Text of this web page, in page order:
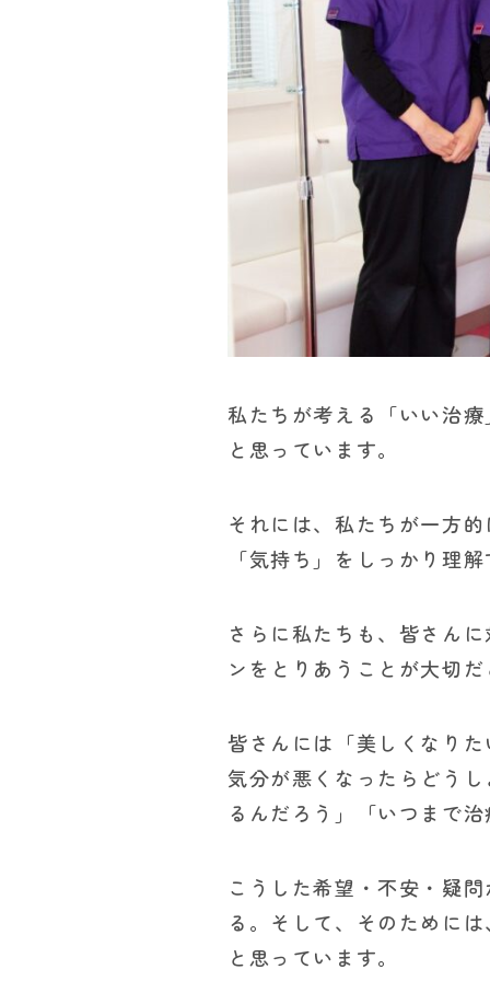
私たちが考える「いい治
と思っています。
それには、私たちが一方
「気持ち」をしっかり理
さらに私たちも、皆さん
ンをとりあうことが大切
皆さんには「美しくなり
気分が悪くなったらどう
るんだろう」「いつまで
こうした希望・不安・疑
る。そして、そのために
と思っています。